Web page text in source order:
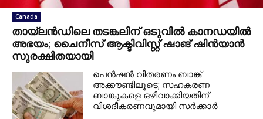
Canada
തായ്‌ലൻഡിലെ തടങ്കലിന് ഒടുവിൽ കാനഡയിൽ
അഭയം; ചൈനീസ് ആക്ടിവിസ്റ്റ് ഷാങ് ഷിൻയാൻ
സുരക്ഷിതയായി
പെൻഷൻ വിതരണം ബാങ്ക്
അക്കൗണ്ടിലൂടെ; സഹകരണ
ബാങ്കുകളെ ഒഴിവാക്കിയതിന്
വിശദീകരണവുമായി സർക്കാർ